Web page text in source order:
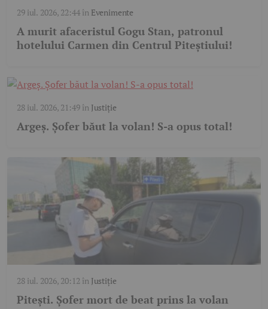
29 iul. 2026, 22:44în Evenimente
A murit afaceristul Gogu Stan, patronul
hotelului Carmen din Centrul Piteștiului!
28 iul. 2026, 21:49în Justiție
Argeș. Șofer băut la volan! S-a opus total!
28 iul. 2026, 20:12 în Justiție
Pitești. Șofer mort de beat prins la volan